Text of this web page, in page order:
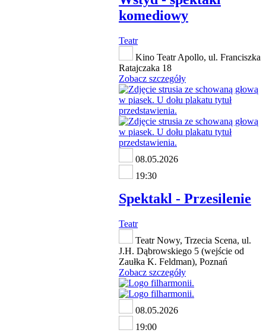
komediowy
Teatr
Kino Teatr Apollo, ul. Franciszka
Ratajczaka 18
Zobacz szczegóły
08.05.2026
19:30
Spektakl - Przesilenie
Teatr
Teatr Nowy, Trzecia Scena, ul.
J.H. Dąbrowskiego 5 (wejście od
Zaułka K. Feldman), Poznań
Zobacz szczegóły
08.05.2026
19:00